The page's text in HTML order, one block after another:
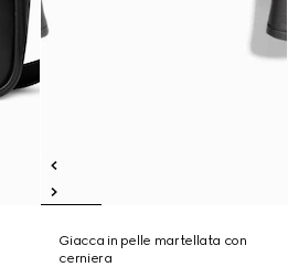
Giacca in pelle martellata con
cerniera